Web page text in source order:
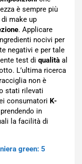
è sempre più
make up
. Applicare
nocivi per
negativi e per tale
test di qualità al
L’ultima ricerca
non è
stati rilevati
consumatori K-
in
la facilità di
green: 5